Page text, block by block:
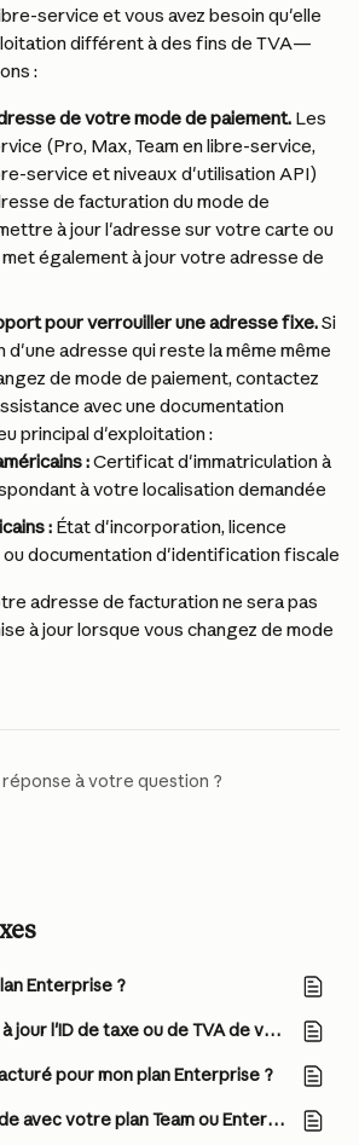
service et vous avez besoin qu'elle
différent à des fins de TVA—
:
de votre mode de paiement. Les
(Pro, Max, Team en libre-service,
service et niveaux d'utilisation API)
de facturation du mode de
à jour l'adresse sur votre carte ou
également à jour votre adresse de
pour verrouiller une adresse fixe. Si
d'une adresse qui reste la même même
de mode de paiement, contactez
avec une documentation
principal d'exploitation :
: Certificat d'immatriculation à
à votre localisation demandée
: État d'incorporation, licence
ou documentation d'identification fiscale
adresse de facturation ne sera pas
à jour lorsque vous changez de mode
à votre question ?
Enterprise ?
Ajouter ou mettre à jour l'ID de taxe ou de TVA de votre plan Team
pour mon plan Enterprise ?
Utiliser Claude Code avec votre plan Team ou Enterprise